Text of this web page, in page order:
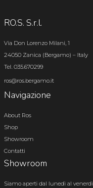
RO.S. S.r.l.
Via Don Lorenzo Milani, 1
24050 Zanica (Bergamo) – Italy
Tel. 035.670299
ros@ros.bergamo.it
Navigazione
About Ros
Shop
Showroom
Contatti
Showroom
Siamo aperti dal lunedì al venerdì